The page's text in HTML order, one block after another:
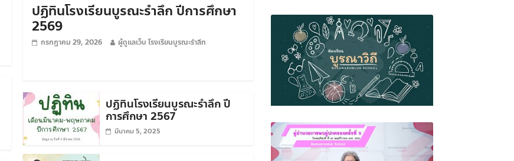
ปฏิทินโรงเรียนบูรณะรำลึก ปีการศึกษา
2569
กรกฎาคม 29, 2026 ผู้ดูแลเว็บ โรงเรียนบูรณะรำลึก
ปฏิทินโรงเรียนบูรณะรำลึก ปี
การศึกษา 2567
มีนาคม 5, 2025
กิจกรรมหนูทำได้ ระดับอนุบาล ภาคเรียนที่
2/2563
BR Source: EP.2 ห้องเรียนบูรณาวิถี โรงเรียน
บูรณะรำลึก